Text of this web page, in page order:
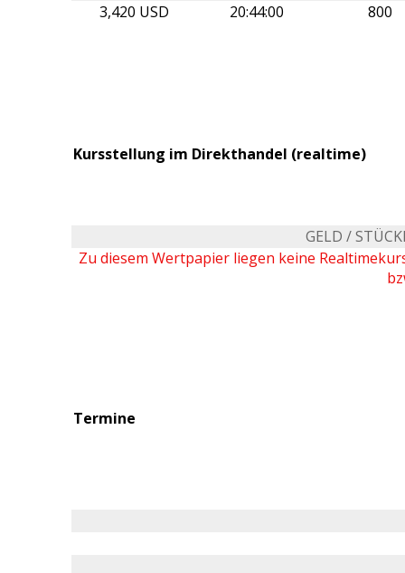
3,420 USD
20:44:00 800
Kursstellung im Direkthandel (realtime)
GELD /
Zu diesem Wertpapier liegen keine
Termine